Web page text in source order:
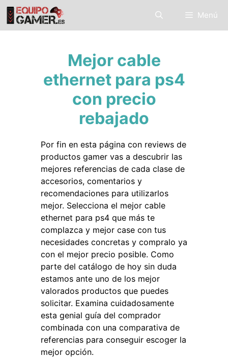
Saltar
contenido
Menú
Mejor cable
ethernet para ps4
con precio
rebajado
Por fin en esta página con reviews de
productos gamer vas a descubrir las
mejores referencias de cada clase de
accesorios, comentarios y
recomendaciones para utilizarlos
mejor. Selecciona el mejor cable
ethernet para ps4 que más te
complazca y mejor case con tus
necesidades concretas y compralo ya
con el mejor precio posible. Como
parte del catálogo de hoy sin duda
estamos ante uno de los mejor
valorados productos que puedes
solicitar. Examina cuidadosamente
esta genial guía del comprador
combinada con una comparativa de
referencias para conseguir escoger la
mejor opción.